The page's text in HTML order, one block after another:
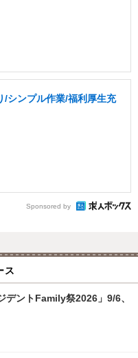
/シンプル作業/福利厚生充
Sponsored by
ス
デントFamily祭2026」9/6、